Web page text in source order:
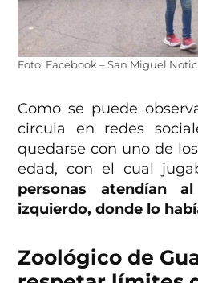
Foto: Facebook – San Miguel
Como se puede
circula en redes
quedarse con uno de
edad, con el cual
personas atendían
izquierdo, donde lo
Zoológico de